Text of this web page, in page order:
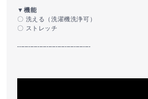
▼機能
〇 洗える（洗濯機洗浄可）
〇 ストレッチ
----------------------------------------